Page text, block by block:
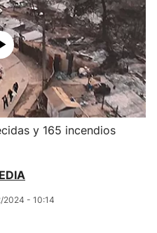
y 165 incendios
2024 - 10:14